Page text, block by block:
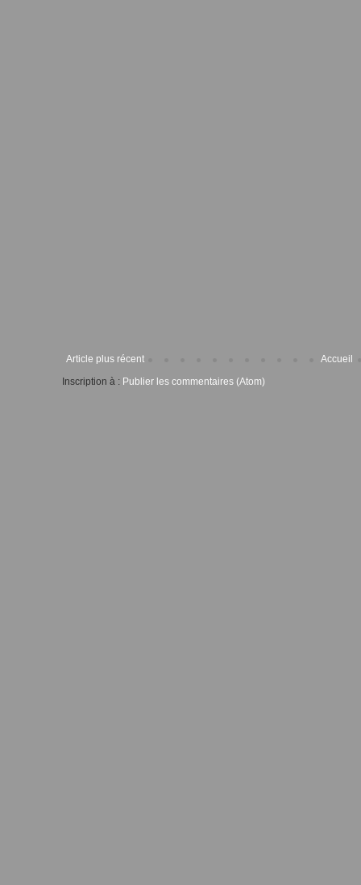
Article plus récent
Accueil
Inscription à : Publier les commentaires (Atom)